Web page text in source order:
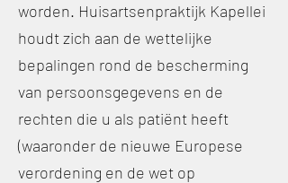
worden. Huisartsenpraktijk Kapellei
houdt zich aan de wettelijke
bepalingen rond de bescherming
van persoonsgegevens en de
rechten die u als patiënt heeft
(waaronder de nieuwe Europese
verordening en de wet op